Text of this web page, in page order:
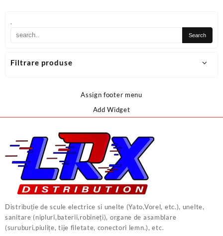
.
Filtrare produse
Assign footer menu
Add Widget
Distribuție de scule electrice si unelte (Yato,Vorel, etc.), unelte,
sanitare (nipluri,baterii,robineți), organe de asamblare
(suruburi,piulițe, tije filetate, conectori lemn.), etc.